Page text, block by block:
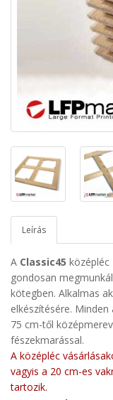
Leírás
A Classic45 középléc
gondosan
kötegben. Alkalmas
elkészítésére.
75 cm-től
fészekmarással.
A középléc
vagyis a 20 cm-es
tartozik.